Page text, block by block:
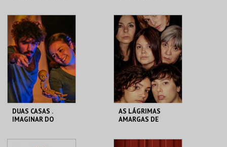
CASA DA
CRIATIVIDADE
MAIS INFO
CASA DA
CRIATIVIDADE
MAIS INFO
COMPRAR
DUAS CASAS .
IMAGINAR DO
AS LÁGRIMAS
AMARGAS DE